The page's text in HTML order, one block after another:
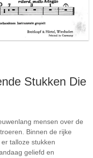
Stukken Die
mensen over de
Binnen de rijke
talloze stukken
geliefd en